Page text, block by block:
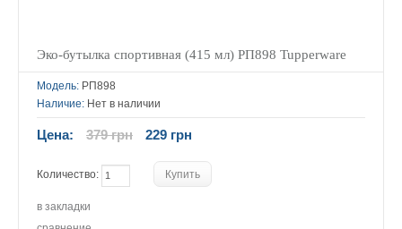
Эко-бутылка спортивная (415 мл) РП898 Tupperware
Модель: РП898
Наличие: Нет в наличии
Цена: 379 грн 229 грн
Количество:
в закладки